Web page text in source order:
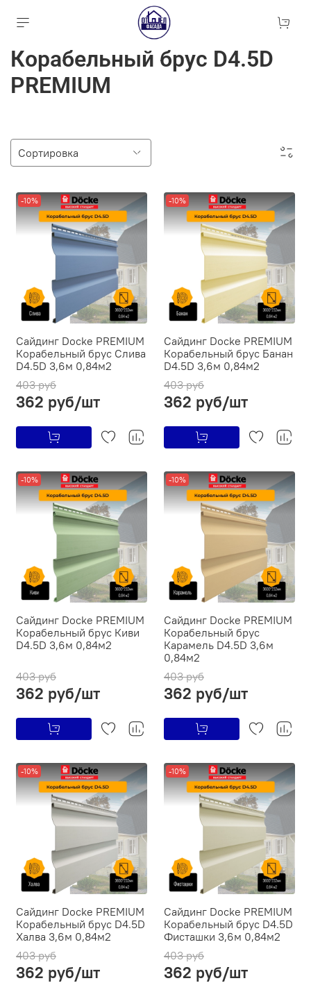
Ко­ра­бель­ный брус D4.5D
PREMIUM
-10%
Сайдинг Docke PREMIUM
Ко­ра­бель­ный брус Слива
D4.5D 3,6м 0,84м2
403 руб
362 руб/шт
-10%
Сайдинг Docke PREMIUM
Ко­ра­бель­ный брус Банан
D4.5D 3,6м 0,84м2
403 руб
362 руб/шт
-10%
Сайдинг Docke PREMIUM
Ко­ра­бель­ный брус Киви
D4.5D 3,6м 0,84м2
403 руб
362 руб/шт
-10%
Сайдинг Docke PREMIUM
Ко­ра­бель­ный брус
Карамель D4.5D 3,6м
0,84м2
403 руб
362 руб/шт
-10%
Сайдинг Docke PREMIUM
Ко­ра­бель­ный брус D4.5D
Халва 3,6м 0,84м2
403 руб
362 руб/шт
-10%
Сайдинг Docke PREMIUM
Ко­ра­бель­ный брус D4.5D
Фисташки 3,6м 0,84м2
403 руб
362 руб/шт